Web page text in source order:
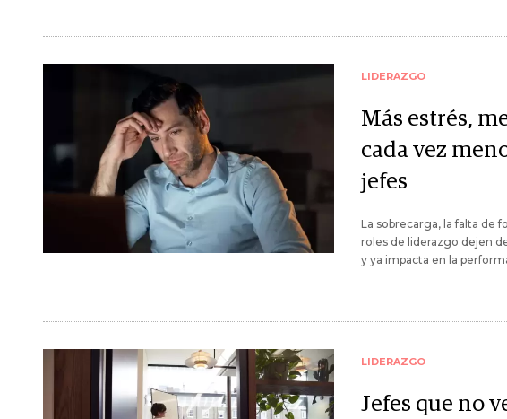
LIDERAZGO
Más estrés,
cada vez
jefes
La sobrecarga, la falta de
roles de liderazgo dejen
y ya impacta en la
LIDERAZGO
Jefes que no